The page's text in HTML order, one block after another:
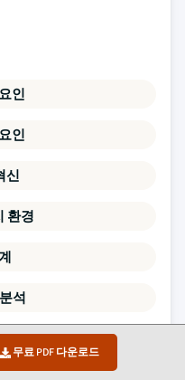
무료 PDF 다운로드
인
인
신
환경
석